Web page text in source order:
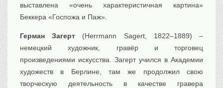
выставлена «очень характеристичная картина»
Беккера «Госпожа и Паж».
Герман Загерт (Herrmann Sagert, 1822–1889) –
немецкий художник, гравёр и торговец
произведениями искусства. Загерт учился в Академии
художеств в Берлине, там же продолжил свою
творческую деятельность в качестве гравера